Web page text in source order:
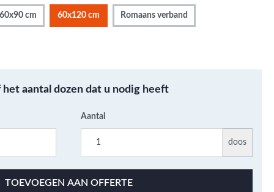
wandtegels
Natuursteenlook
60x90 cm 60x120 cm Romaans verband
aantal dozen dat u nodig heeft
Aantal
doos
TOEVOEGEN AAN OFFERTE